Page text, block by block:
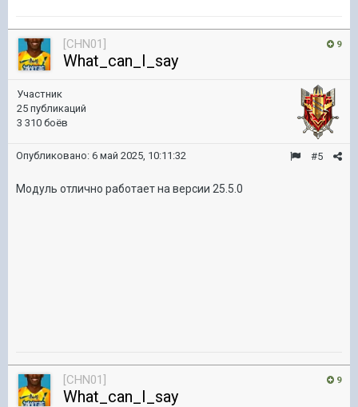
9
[CHN01]
What_can_I_say
Участник
25 публикаций
3 310 боёв
#5
Опубликовано: 6 май 2025, 10:11:32
Модуль отлично работает на версии 25.5.0
9
[CHN01]
What_can_I_say